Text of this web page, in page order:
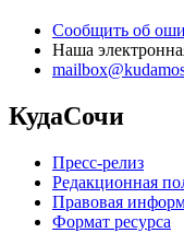
Сообщить об
Наша
КудаСочи
Пресс-релиз
Редакционная
Правовая
Формат ресурса